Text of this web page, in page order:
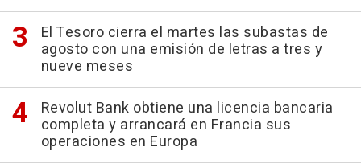
El Tesoro cierra el martes las subastas de
agosto con una emisión de letras a tres y
nueve meses
Revolut Bank obtiene una licencia bancaria
completa y arrancará en Francia sus
operaciones en Europa